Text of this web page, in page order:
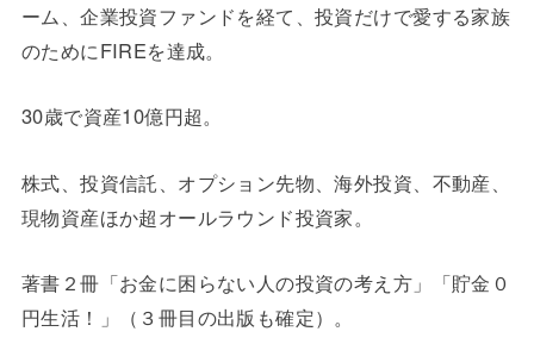
ーム、企業投資ファンドを経て、投資だけで愛する家族
のためにFIREを達成。
30歳で資産10億円超。
株式、投資信託、オプション先物、海外投資、不動産、
現物資産ほか超オールラウンド投資家。
著書２冊「お金に困らない人の投資の考え方」「貯金０
円生活！」（３冊目の出版も確定）。